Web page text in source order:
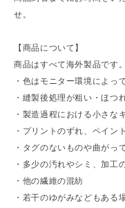
せ。
【商品について】
商品はすべて海外製品です。
・色はモニター環境によっ
・縫製後処理が粗い・ほつ
・製造過程における小さな
・プリントのずれ、ペイン
・タグのないものや曲がっ
・多少の汚れやシミ、加工
・他の繊維の混紡
・若干のゆがみなどもある